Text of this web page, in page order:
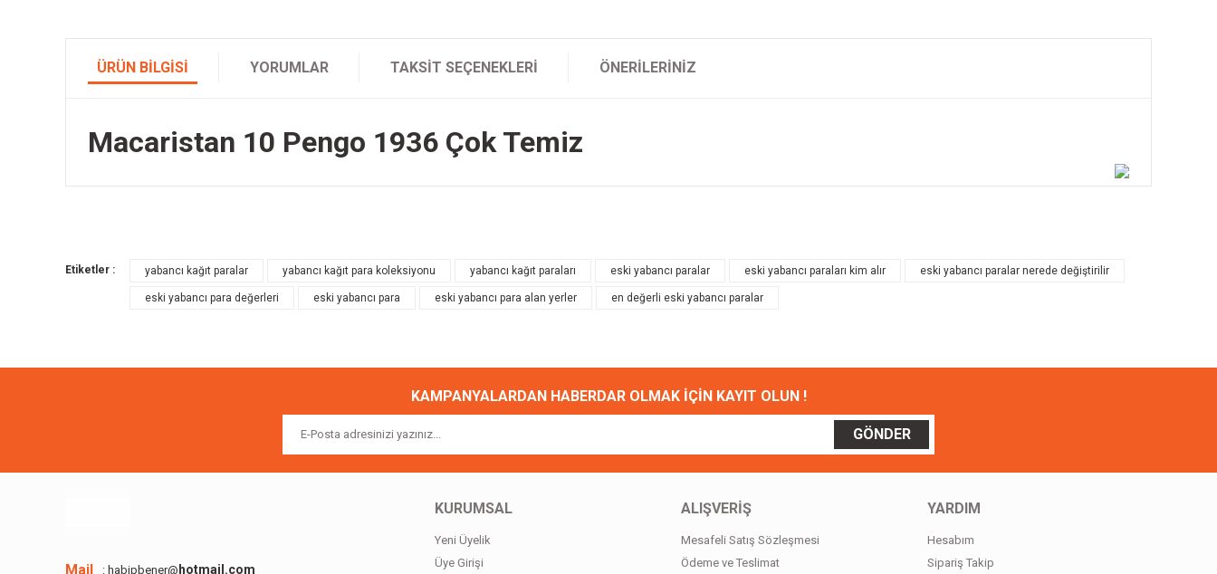
ÜRÜN BILGISI YORUMLAR TAKSIT SEÇENEKLERI ÖNERILERINIZ
Macaristan 10 Pengo 1936 Çok Temiz
Yorum Yaz
Ürün resmi kalitesiz, bozuk veya görüntülenemiyor.
Ürün açıklamasında eksik bilgiler bulunuyor.
Etiketler : yabancı kağıt paralar yabancı kağıt para koleksiyonu yabancı kağıt paraları eski yabancı paralar eski yabancı paraları kim alır eski yabancı paralar nerede değiştirilir
eski yabancı para değerleri eski yabancı para eski yabancı para alan yerler en değerli eski yabancı paralar
KAMPANYALARDAN HABERDAR OLMAK İÇİN KAYIT OLUN !
GÖNDER
Mail : habipbener@ hotmail.com
KURUMSAL
Yeni Üyelik
Üye Girişi
ALIŞVERİŞ
Mesafeli Satış Sözleşmesi
Ödeme ve Teslimat
YARDIM
Hesabım
Sipariş Takip